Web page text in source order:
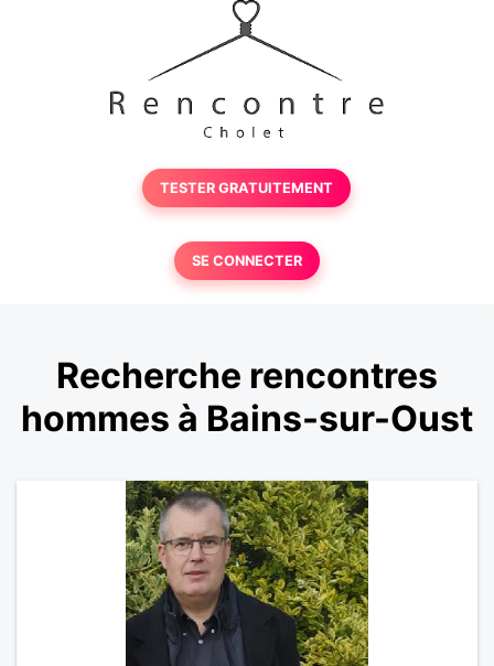
TESTER GRATUITEMENT
SE CONNECTER
Recherche rencontres
hommes à Bains-sur-Oust